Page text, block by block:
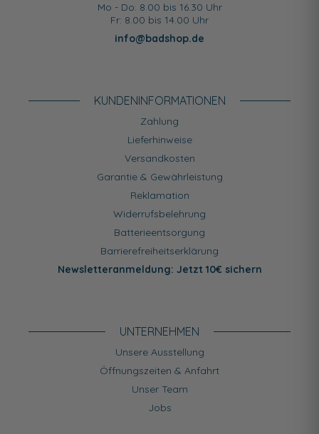
Mo - Do: 8.00 bis 16.30 Uhr
Fr: 8.00 bis 14.00 Uhr
info@badshop.de
KUNDEN­INFORMATIONEN
Zahlung
Lieferhinweise
Versandkosten
Garantie & Gewährleistung
Reklamation
Widerrufsbelehrung
Batterieentsorgung
Barrierefreiheitserklärung
Newsletteranmeldung: Jetzt 10€ sichern
UNTERNEHMEN
Unsere Ausstellung
Öffnungszeiten & Anfahrt
Unser Team
Jobs